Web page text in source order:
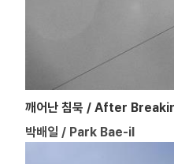
깨어난 침묵 / After
박배일 / Park Bae-il